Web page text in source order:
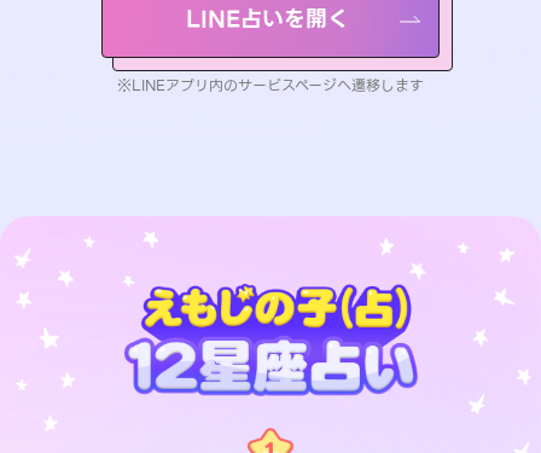
LINE占いを開く
※LINEアプリ内のサービスページへ遷移します